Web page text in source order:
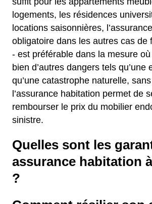
logements, les résidences
locations saisonnières,
obligatoire dans les autres cas de
- est préférable dans la mesure
bien d’autres dangers tels qu’une
qu’une catastrophe naturelle,
l’assurance habitation permet de
rembourser le prix du mobilier
sinistre.
Quelles sont les
assurance habitation
?